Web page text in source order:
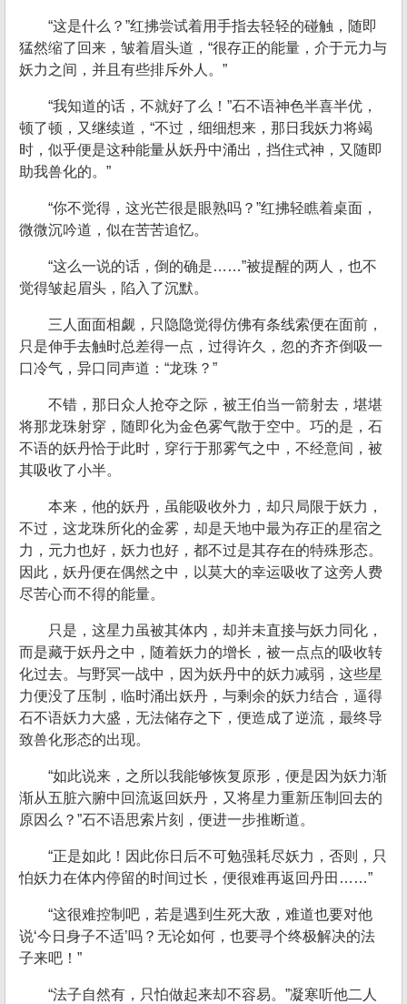
“这是什么？”红拂尝试着用手指去轻轻的碰触，随即
猛然缩了回来，皱着眉头道，“很存正的能量，介于元力与
妖力之间，并且有些排斥外人。”
“我知道的话，不就好了么！”石不语神色半喜半优，
顿了顿，又继续道，“不过，细细想来，那日我妖力将竭
时，似乎便是这种能量从妖丹中涌出，挡住式神，又随即
助我兽化的。”
“你不觉得，这光芒很是眼熟吗？”红拂轻瞧着桌面，
微微沉吟道，似在苦苦追忆。
“这么一说的话，倒的确是……”被提醒的两人，也不
觉得皱起眉头，陷入了沉默。
三人面面相觑，只隐隐觉得仿佛有条线索便在面前，
只是伸手去触时总差得一点，过得许久，忽的齐齐倒吸一
口冷气，异口同声道：“龙珠？”
不错，那日众人抢夺之际，被王伯当一箭射去，堪堪
将那龙珠射穿，随即化为金色雾气散于空中。巧的是，石
不语的妖丹恰于此时，穿行于那雾气之中，不经意间，被
其吸收了小半。
本来，他的妖丹，虽能吸收外力，却只局限于妖力，
不过，这龙珠所化的金雾，却是天地中最为存正的星宿之
力，元力也好，妖力也好，都不过是其存在的特殊形态。
因此，妖丹便在偶然之中，以莫大的幸运吸收了这旁人费
尽苦心而不得的能量。
只是，这星力虽被其体内，却并未直接与妖力同化，
而是藏于妖丹之中，随着妖力的增长，被一点点的吸收转
化过去。与野冥一战中，因为妖丹中的妖力减弱，这些星
力便没了压制，临时涌出妖丹，与剩余的妖力结合，逼得
石不语妖力大盛，无法储存之下，便造成了逆流，最终导
致兽化形态的出现。
“如此说来，之所以我能够恢复原形，便是因为妖力渐
渐从五脏六腑中回流返回妖丹，又将星力重新压制回去的
原因么？”石不语思索片刻，便进一步推断道。
“正是如此！因此你日后不可勉强耗尽妖力，否则，只
怕妖力在体内停留的时间过长，便很难再返回丹田……”
“这很难控制吧，若是遇到生死大敌，难道也要对他
说‘今日身子不适’吗？无论如何，也要寻个终极解决的法
子来吧！”
“法子自然有，只怕做起来却不容易。”凝寒听他二人